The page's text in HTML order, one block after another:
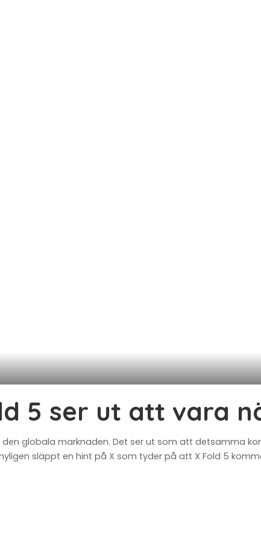
5 ser ut att vara
den globala marknaden. Det ser ut som att detsamma
släppt en hint på X som tyder på att X Fold 5